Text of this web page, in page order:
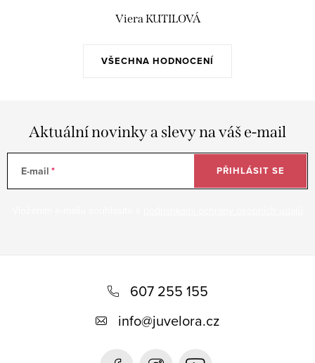
VŠECHNA HODNOCENÍ
Viera KUTILOVÁ
Aktuální novinky a slevy na váš e-mail
E-mail PŘIHLÁSIT SE
607 255 155
info@juvelora.cz